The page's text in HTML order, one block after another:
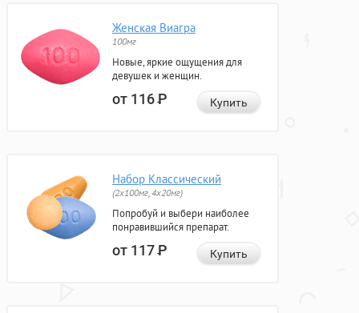
Женская Виагра
100мг
Новые, яркие ощущения для
девушек и женщин.
от 116Р Купить
Набор Классический
(2x100мг, 4x20мг)
Попробуй и выбери наиболее
понравившийся препарат.
от 117Р Купить